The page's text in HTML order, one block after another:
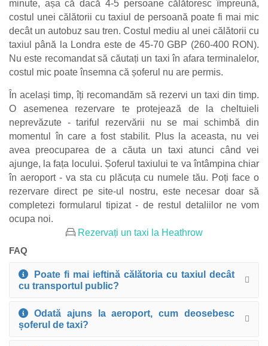
minute, așa că dacă 4-5 persoane călătoresc împreună,
costul unei călătorii cu taxiul de persoană poate fi mai mic
decât un autobuz sau tren. Costul mediu al unei călătorii cu
taxiul până la Londra este de 45-70 GBP (260-400 RON).
Nu este recomandat să căutați un taxi în afara terminalelor,
costul mic poate însemna că șoferul nu are permis.
În același timp, îți recomandăm să rezervi un taxi din timp.
O asemenea rezervare te protejează de la cheltuieli
neprevăzute - tariful rezervării nu se mai schimbă din
momentul în care a fost stabilit. Plus la aceasta, nu vei
avea preocuparea de a căuta un taxi atunci când vei
ajunge, la fața locului. Șoferul taxiului te va întâmpina chiar
în aeroport - va sta cu plăcuța cu numele tău. Poți face o
rezervare direct pe site-ul nostru, este necesar doar să
completezi formularul tipizat - de restul detaliilor ne vom
ocupa noi.
Rezervați un taxi la Heathrow
FAQ
Poate fi mai ieftină călătoria cu taxiul decât
cu transportul public?
Odată ajuns la aeroport, cum deosebesc
șoferul de taxi?